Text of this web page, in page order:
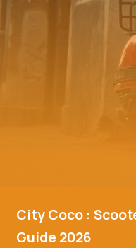
City Coco :
Guide 2026